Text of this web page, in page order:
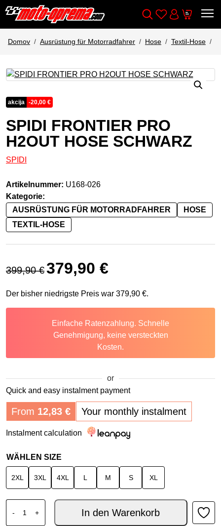
Wishlist
Cart
Domov Ausrüstung für Motorradfahrer Hose Textil-Hose
akcija -20,00 €
SPIDI FRONTIER PRO
H2OUT HOSE SCHWARZ
SPIDI
Artikelnummer: U168-026
Kategorie:
AUSRÜSTUNG FÜR MOTORRADFAHRER
HOSE
TEXTIL-HOSE
399,90€
Ursprünglicher Preis war: 399,90 €
379,90 €
Der bisher niedrigste Preis war 379,90 €.
Einfache Ratenzahlung. Schnelle
Genehmigung, keine versteckten
Kosten.
or
Quick and easy instalment payment
From 12,83 € Your monthly instalment
Instalment calculation
WÄHLEN SIZE
2XL 3XL 4XL L M S XL
-
SPIDI FRONTIER PRO H2OUT HOSE SCHWARZ Menge
+ In den Warenkorb